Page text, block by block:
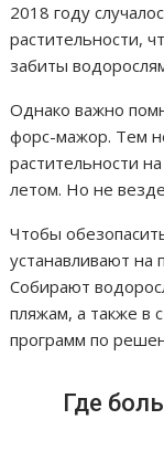
2018 году
растительности,
забиты
Однако важно
форс-мажор. Тем
растительности
летом. Но не
Чтобы
устанавливают на
Собирают
пляжам, а также в
программ по
Где